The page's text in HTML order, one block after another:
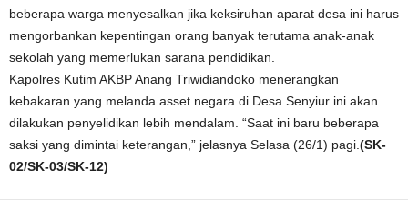
beberapa warga menyesalkan jika keksiruhan aparat desa ini harus
mengorbankan kepentingan orang banyak terutama anak-anak
sekolah yang memerlukan sarana pendidikan.
Kapolres Kutim AKBP Anang Triwidiandoko menerangkan
kebakaran yang melanda asset negara di Desa Senyiur ini akan
dilakukan penyelidikan lebih mendalam. “Saat ini baru beberapa
saksi yang dimintai keterangan,” jelasnya Selasa (26/1) pagi. (SK-
02/SK-03/SK-12)